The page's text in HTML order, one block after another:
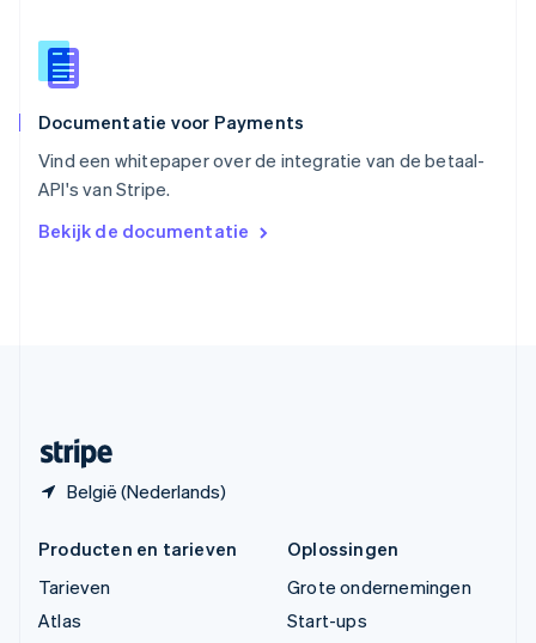
Documentatie voor Payments
Vind een whitepaper over de integratie van de betaal-
API's van Stripe.
Bekijk de documentatie
België (Nederlands)
Español
Thailand
Tsjechië
Vasteland van China
简体中文English
English
Producten en tarieven
Tarieven
Atlas
Oplossingen
Grote ondernemingen
Start-ups